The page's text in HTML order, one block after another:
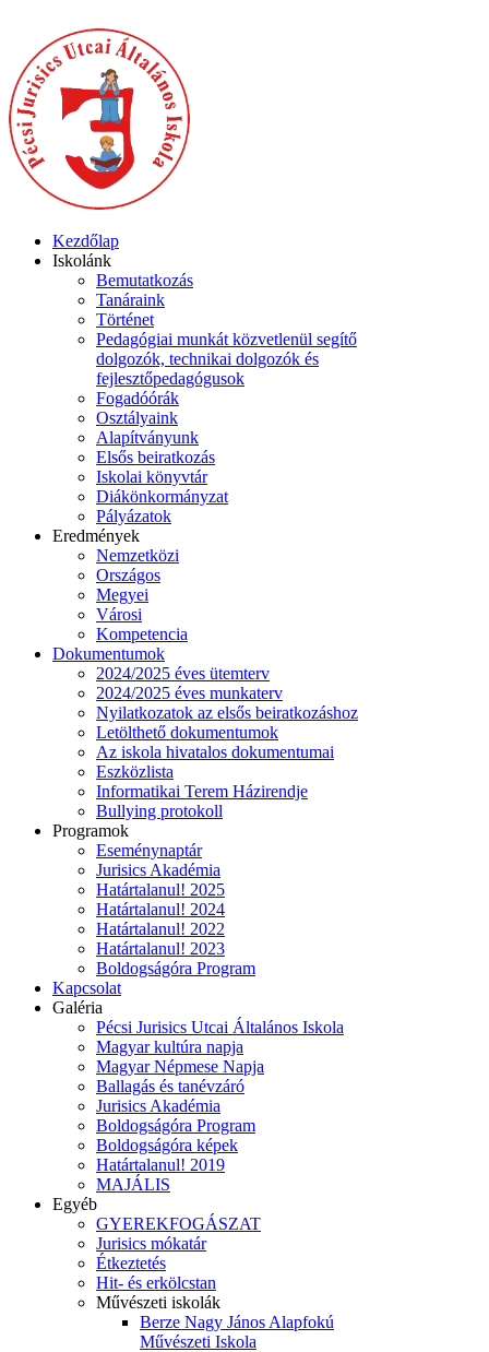
Kezdőlap
Iskolánk
Bemutatkozás
Tanáraink
Történet
Pedagógiai munkát közvetlenül segítő
dolgozók, technikai dolgozók és
fejlesztőpedagógusok
Fogadóórák
Osztályaink
Alapítványunk
Elsős beiratkozás
Iskolai könyvtár
Diákönkormányzat
Pályázatok
Eredmények
Nemzetközi
Országos
Megyei
Városi
Kompetencia
Dokumentumok
2024/2025 éves ütemterv
2024/2025 éves munkaterv
Nyilatkozatok az elsős beiratkozáshoz
Letölthető dokumentumok
Az iskola hivatalos dokumentumai
Eszközlista
Informatikai Terem Házirendje
Bullying protokoll
Programok
Eseménynaptár
Jurisics Akadémia
Határtalanul! 2025
Határtalanul! 2024
Határtalanul! 2022
Határtalanul! 2023
Boldogságóra Program
Kapcsolat
Galéria
Pécsi Jurisics Utcai Általános Iskola
Magyar kultúra napja
Magyar Népmese Napja
Ballagás és tanévzáró
Jurisics Akadémia
Boldogságóra Program
Boldogságóra képek
Határtalanul! 2019
MAJÁLIS
Egyéb
GYEREKFOGÁSZAT
Jurisics mókatár
Étkeztetés
Hit- és erkölcstan
Művészeti iskolák
Berze Nagy János Alapfokú
Művészeti Iskola